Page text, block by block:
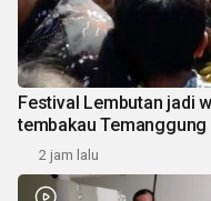
Festival Lembutan jadi
tembakau Temanggung
2 jam lalu